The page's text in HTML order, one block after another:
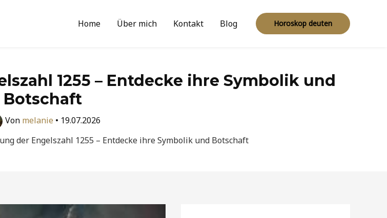
Home Über mich Kontakt Blog Horoskop deuten
1255 – Entdecke ihre Symbolik und
Botschaft
Von melanie • 19.07.2026
der Engelszahl 1255 – Entdecke ihre Symbolik und Botschaft